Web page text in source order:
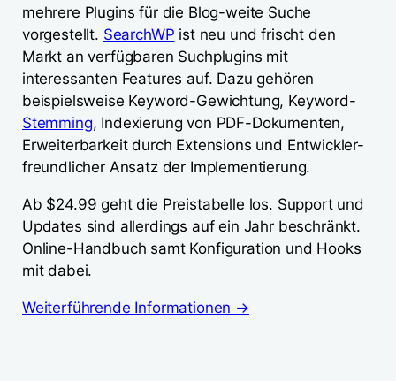
mehrere Plugins für die Blog-weite Suche
vorgestellt. SearchWP ist neu und frischt den
Markt an verfügbaren Suchplugins mit
interessanten Features auf. Dazu gehören
beispielsweise Keyword-Gewichtung, Keyword-
Stemming, Indexierung von PDF-Dokumenten,
Erweiterbarkeit durch Extensions und Entwickler-
freundlicher Ansatz der Implementierung.
Ab $24.99 geht die Preistabelle los. Support und
Updates sind allerdings auf ein Jahr beschränkt.
Online-Handbuch samt Konfiguration und Hooks
mit dabei.
Weiterführende Informationen →